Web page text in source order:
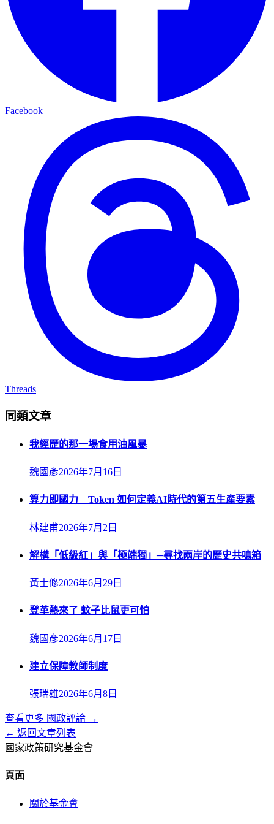
Facebook
Threads
同類文章
我經歷的那一場食用油風暴
魏國彥2026年7月16日
算力即國力 Token 如何定義AI時代的第五生產要素
林建甫2026年7月2日
解構「低級紅」與「極端獨」─尋找兩岸的歷史共鳴箱
黃士修2026年6月29日
登革熱來了 蚊子比鼠更可怕
魏國彥2026年6月17日
建立保障教師制度
張瑞雄2026年6月8日
查看更多 國政評論 →
← 返回文章列表
國家政策研究基金會
頁面
關於基金會